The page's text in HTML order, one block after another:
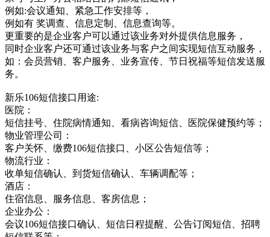
例如:会议通知、紧急工作安排等，
例如有 奖调查、信息定制、信息查询等。
更重要的是企业客户可以通过该业务对外提供信息服务，
同时企业客户还可通过该业务与客户之间实现短信互动服务，
如：会员营销、客户服务、业务宣传、节日祝福等短信发送服
务。
新乐106短信接口用途:
医院：
短信挂号、住院病情通知、看病咨询短信、医院保健预约等；
物业管理公司：
客户关怀、缴费106短信接口、小区公告短信等；
物流行业：
收单短信确认、到货短信确认、车辆调配等；
酒店：
住宿信息、服务信息、客房信息；
企业办公：
会议106短信接口确认、短信日程提醒、公告订阅短信、招聘